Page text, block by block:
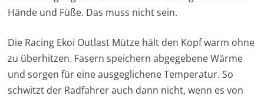
Hände und Füße. Das muss nicht sein.
Die Racing Ekoi Outlast Mütze hält den Kopf warm ohne
zu überhitzen. Fasern speichern abgegebene Wärme
und sorgen für eine ausgeglichene Temperatur. So
schwitzt der Radfahrer auch dann nicht, wenn es von